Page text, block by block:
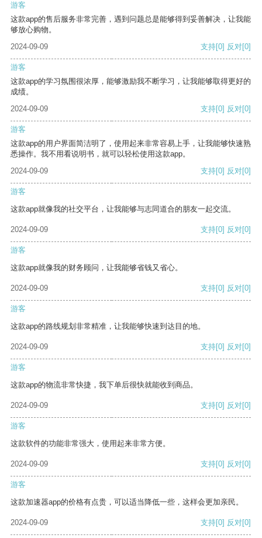
游客
这款app的售后服务非常完善，遇到问题总是能够得到妥善解决，让我能
够放心购物。
2024-09-09
支持[0] 反对[0]
游客
这款app的学习氛围很浓厚，能够激励我不断学习，让我能够取得更好的
成绩。
2024-09-09
支持[0] 反对[0]
游客
这款app的用户界面简洁明了，使用起来非常容易上手，让我能够快速熟
悉操作。我不用看说明书，就可以轻松使用这款app。
2024-09-09
支持[0] 反对[0]
游客
这款app就像我的社交平台，让我能够与志同道合的朋友一起交流。
2024-09-09 支持[0] 反对[0]
游客
这款app就像我的财务顾问，让我能够省钱又省心。
2024-09-09 支持[0] 反对[0]
游客
这款app的路线规划非常精准，让我能够快速到达目的地。
2024-09-09 支持[0] 反对[0]
游客
这款app的物流非常快捷，我下单后很快就能收到商品。
2024-09-09 支持[0] 反对[0]
游客
这款软件的功能非常强大，使用起来非常方便。
2024-09-09 支持[0] 反对[0]
游客
这款加速器app的价格有点贵，可以适当降低一些，这样会更加亲民。
2024-09-09 支持[0] 反对[0]